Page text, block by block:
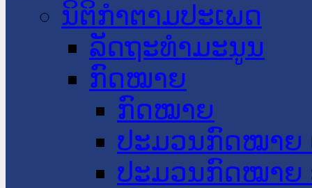
ນິຕິກຳຕາມປະເພດ
ລັດຖະທໍາມະນູນ
ກົດໝາຍ
ກົດໝາຍ
ປະມວນກົດໝາຍ
ປະມວນກົດໝາຍ